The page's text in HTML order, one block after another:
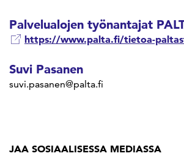
Palvelualojen työnantajat
https://www.palta.fi/tietoa-
Suvi Pasanen
suvi.pasanen@palta.fi
JAA SOSIAALISESSA MEDIASSA